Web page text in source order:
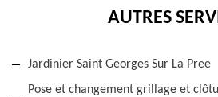
AUTRES
Jardinier Saint Georges Sur La Pree
Pose et changement grillage et